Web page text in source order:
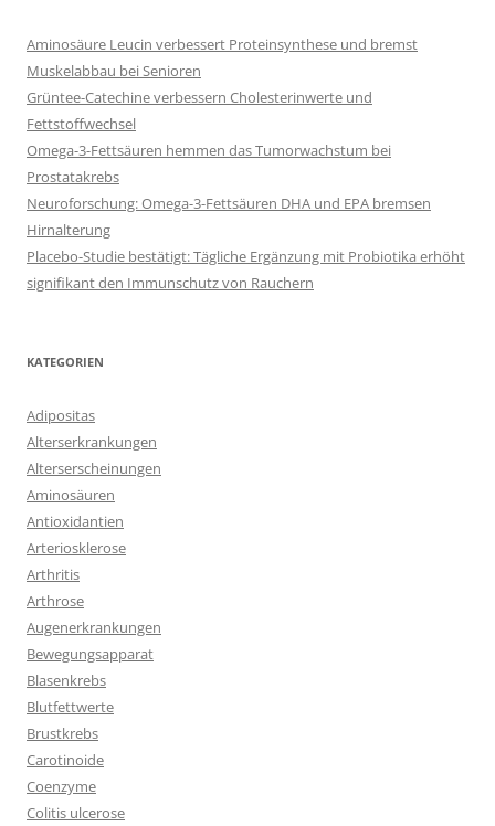
Aminosäure Leucin verbessert Proteinsynthese und bremst
Muskelabbau bei Senioren
Grüntee-Catechine verbessern Cholesterinwerte und
Fettstoffwechsel
Omega-3-Fettsäuren hemmen das Tumorwachstum bei
Prostatakrebs
Neuroforschung: Omega-3-Fettsäuren DHA und EPA bremsen
Hirnalterung
Placebo-Studie bestätigt: Tägliche Ergänzung mit Probiotika erhöht
signifikant den Immunschutz von Rauchern
KATEGORIEN
Adipositas
Alterserkrankungen
Alterserscheinungen
Aminosäuren
Antioxidantien
Arteriosklerose
Arthritis
Arthrose
Augenerkrankungen
Bewegungsapparat
Blasenkrebs
Blutfettwerte
Brustkrebs
Carotinoide
Coenzyme
Colitis ulcerose